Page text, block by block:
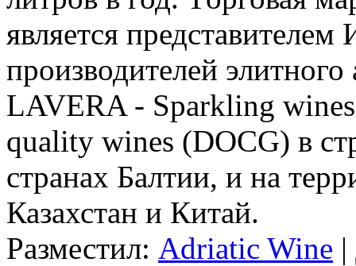
является
производителей
LAVERA - Sparkling
quality wines (DOCG) в
странах Балтии, и на
Казахстан и Китай.
Разместил: Adriatic Wine